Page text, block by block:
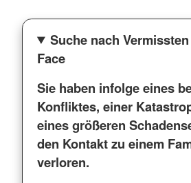
Suche nach
Face
Sie haben infolge eines
Konfliktes, einer
eines größeren
den Kontakt zu einem
verloren.